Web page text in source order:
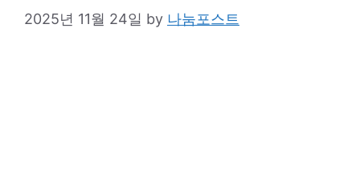
2025년 11월 24일 by 나눔포스트